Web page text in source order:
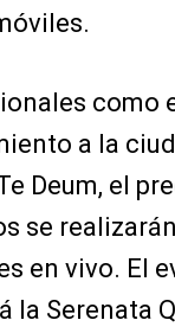
como
a la
Deum, el
se
en vivo. El
la Serenata